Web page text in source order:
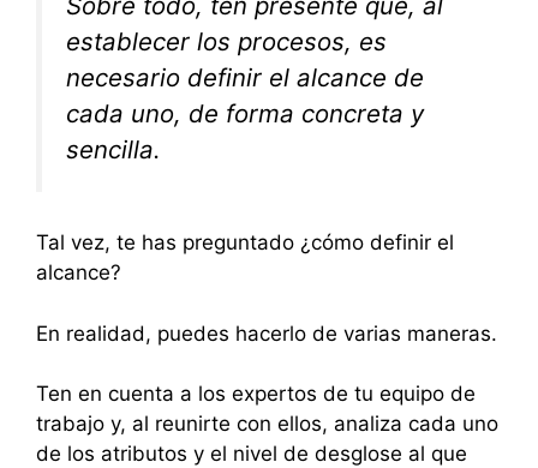
establecer los procesos, es
necesario definir el alcance de
cada uno, de forma concreta y
sencilla.
Tal vez, te has preguntado ¿cómo definir el
alcance?
En realidad, puedes hacerlo de varias maneras.
Ten en cuenta a los expertos de tu equipo de
trabajo y, al reunirte con ellos, analiza cada uno
de los atributos y el nivel de desglose al que